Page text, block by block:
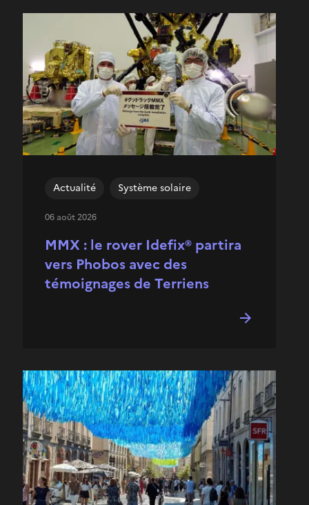
MMX : le rover Idefix® partira
vers Phobos avec des
témoignages de Terriens
Actualité Système solaire
06 août 2026